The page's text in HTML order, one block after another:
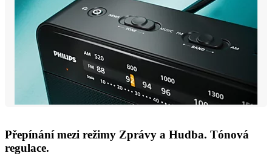
Přepínání mezi režimy Zprávy a Hudba. Tónová
regulace.